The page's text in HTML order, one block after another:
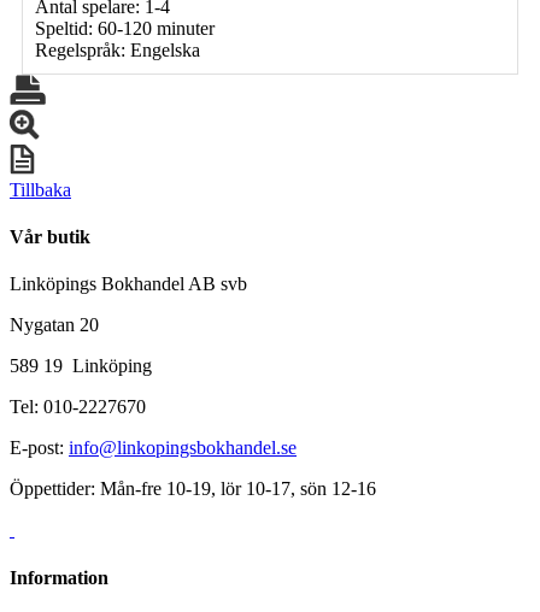
Antal spelare: 1-4
Speltid: 60-120 minuter
Regelspråk: Engelska
Tillbaka
Vår butik
Linköpings Bokhandel AB svb
Nygatan 20
589 19 Linköping
Tel: 010-2227670
E-post: info@linkopingsbokhandel.se
Öppettider: Mån-fre 10-19, lör 10-17, sön 12-16
Information